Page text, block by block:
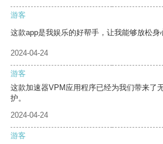
游客
这款app是我娱乐的好帮手，让我能够放松身
2024-04-24
游客
这款加速器VPM应用程序已经为我们带来了
护。
2024-04-24
游客